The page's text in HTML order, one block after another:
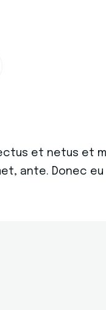
et netus et
ante. Donec